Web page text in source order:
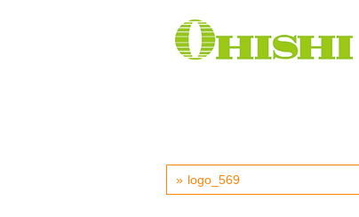
logo_569